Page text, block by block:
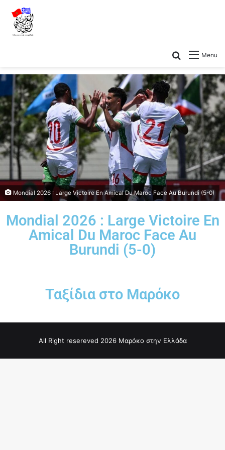
Menu
Mondial 2026 : Large Victoire En Amical Du Maroc Face Au Burundi (5-0)
Mondial 2026 : Large Victoire En
Amical Du Maroc Face Au
Burundi (5-0)
Ταξίδια στο Μαρόκο
All Right resereved 2026 Μαρόκο στην Ελλάδα